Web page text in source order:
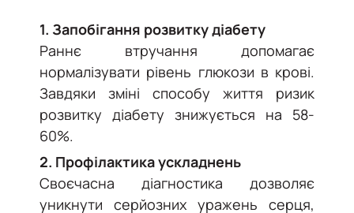
1. Запобігання розвитку діабету
Раннє втручання допомагає
нормалізувати рівень глюкози в крові.
Завдяки зміні способу життя ризик
розвитку діабету знижується на 58-
60%.
2. Профілактика ускладнень
Своєчасна діагностика дозволяє
уникнути серйозних уражень серця,